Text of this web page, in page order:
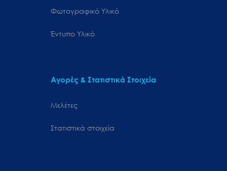
Φωτογραφικό Υλικό
Έντυπο Υλικό
Αγορές & Στατιστικά Στοιχεία
Μελέτες
Στατιστικά στοιχεία